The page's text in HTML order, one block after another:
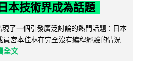
本技術界成為話題
了一個引發廣泛討論的熱門話題：日本
員宮本佳林在完全沒有編程經驗的情況
全文